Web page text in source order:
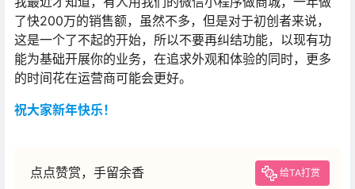
了快200万的销售额，虽然不多，但是对于初创者来说，
这是一个了不起的开始，所以不要再纠结功能，以现有功
能为基础开展你的业务，在追求外观和体验的同时，更多
的时间花在运营商可能会更好。
祝大家新年快乐！
点点赞赏，手留余香 给TA打赏